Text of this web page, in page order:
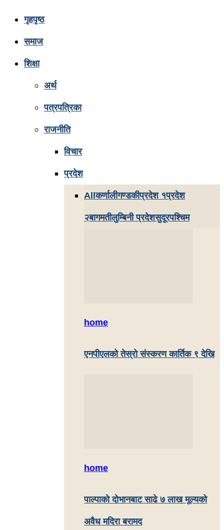
गृहपृष्ठ
समाज
शिक्षा
अर्थ
पत्रपत्रिका
राजनीति
विचार
प्रदेश
Allकर्णालीगण्डकीप्रदेश १प्रदेश
२बागमतीलुम्बिनी प्रदेशसुदूरपश्चिम
home
एनपीएलको तेस्रो संस्करण कार्तिक ९ देखि
home
पाल्पाकाे दाेभानबाट साढे ७ लाख मूल्यको
अवैध मदिरा बरामद